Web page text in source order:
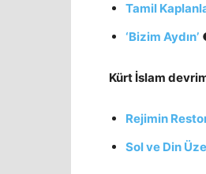
Tamil
‘Bizim Aydın’
Kürt İslam
Rejimin
Sol ve Din